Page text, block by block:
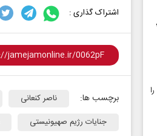
اشتراک گذاری :
برچسب ها: ناصر کنعانی
جنایات رژیم صهیونیستی